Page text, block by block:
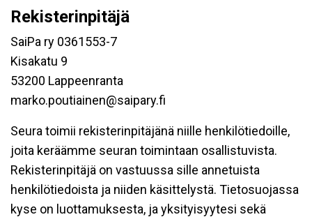
Rekisterinpitäjä
SaiPa ry 0361553-7
Kisakatu 9
53200 Lappeenranta
marko.poutiainen@saipary.fi
Seura toimii rekisterinpitäjänä niille henkilötiedoille,
joita keräämme seuran toimintaan osallistuvista.
Rekisterinpitäjä on vastuussa sille annetuista
henkilötiedoista ja niiden käsittelystä. Tietosuojassa
kyse on luottamuksesta, ja yksityisyytesi sekä